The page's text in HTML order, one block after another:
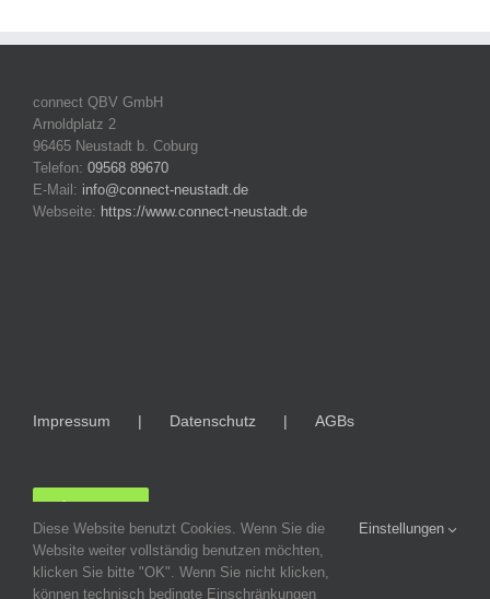
connect QBV GmbH
Arnoldplatz 2
96465 Neustadt b. Coburg
Telefon: 09568 89670
E-Mail: info@connect-neustadt.de
Webseite: https://www.connect-neustadt.de
Impressum Datenschutz AGBs
Diese Website benutzt Cookies. Wenn Sie die
Website weiter vollständig benutzen möchten,
klicken Sie bitte "OK". Wenn Sie nicht klicken,
können technisch bedingte Einschränkungen
Einstellungen